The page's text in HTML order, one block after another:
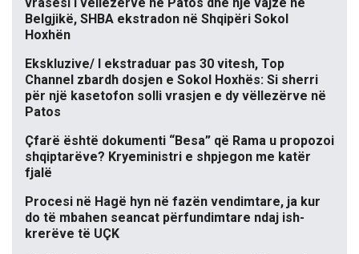
Belgjikë, SHBA ekstradon në Shqipëri Sokol
Hoxhën
Ekskluzive/ I ekstraduar pas 30 vitesh, Top
Channel zbardh dosjen e Sokol Hoxhës: Si sherri
për një kasetofon solli vrasjen e dy vëllezërve në
Patos
Çfarë është dokumenti “Besa” që Rama u propozoi
shqiptarëve? Kryeministri e shpjegon me katër
fjalë
Procesi në Hagë hyn në fazën vendimtare, ja kur
do të mbahen seancat përfundimtare ndaj ish-
krerëve të UÇK